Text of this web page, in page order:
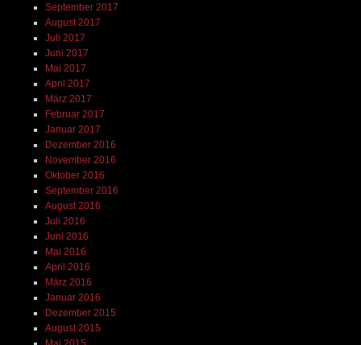
September 2017
August 2017
Juli 2017
Juni 2017
Mai 2017
April 2017
März 2017
Februar 2017
Januar 2017
Dezember 2016
November 2016
Oktober 2016
September 2016
August 2016
Juli 2016
Juni 2016
Mai 2016
April 2016
März 2016
Januar 2016
Dezember 2015
August 2015